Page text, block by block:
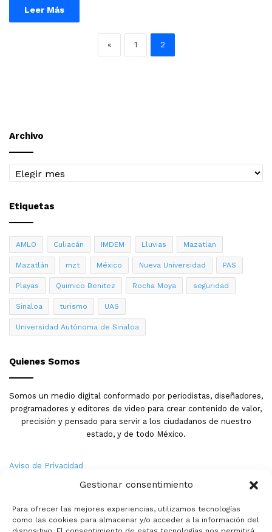
Gestionar consentimiento
Para ofrecer las mejores experiencias, utilizamos tecnologías
como las cookies para almacenar y/o acceder a la información del
Leer Más
« 1 2
Archivo
Archivo
Etiquetas
AMLO Culiacán IMDEM Lluvias Mazatlan
Mazatlán mzt México Nueva Universidad PAS
Playas Quimico Benitez Rocha Moya seguridad
Sinaloa turismo UAS
Universidad Autónoma de Sinaloa
Quienes Somos
Somos un medio digital conformado por periodistas, diseñadores,
programadores y editores de video para crear contenido de valor,
precisión y pensado para servir a los ciudadanos de nuestro
estado, y de todo México.
Aviso de Privacidad
Términos y Condiciones